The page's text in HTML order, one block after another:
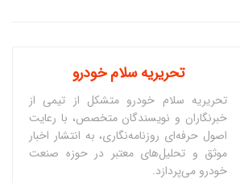
تحریریه سلام خودرو
تحریریه سلام خودرو متشکل از تیمی از
خبرنگاران و نویسندگان متخصص، با رعایت
اصول حرفه‌ای روزنامه‌نگاری، به انتشار اخبار
موثق و تحلیل‌های معتبر در حوزه صنعت
خودرو می‌پردازد.